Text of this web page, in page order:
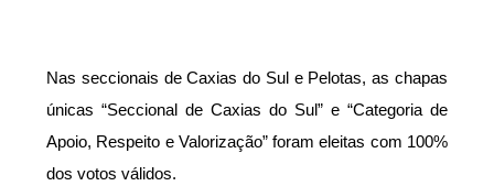
Nas seccionais de Caxias do Sul e Pelotas, as chapas
únicas “Seccional de Caxias do Sul” e “Categoria de
Apoio, Respeito e Valorização” foram eleitas com 100%
dos votos válidos.